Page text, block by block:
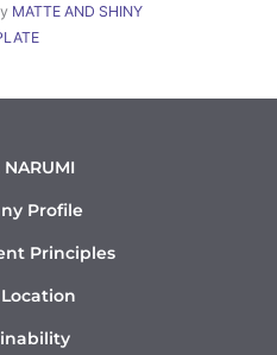
MATTE AND SHINY
Profile
Principles